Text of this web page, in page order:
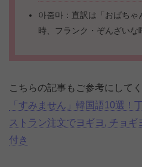
아줌마：直訳は「おばちゃ
時、フランク・ぞんざいな
こちらの記事もご参考にして
「すみません」韓国語10選！
ストラン注文でヨギヨ, チョ
付き